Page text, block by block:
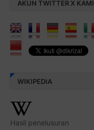
AKUN TWITTER X KAMI
WIKIPEDIA
Hasil penelusuran